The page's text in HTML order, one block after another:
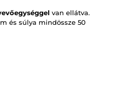
van ellátva.
és súlya mindössze 50